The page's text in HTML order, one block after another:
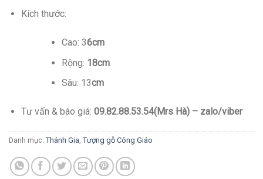
Kích thước:
Cao: 36cm
Rộng: 18cm
Sâu: 13cm
Tư vấn & báo giá: 09.82.88.53.54(Mrs Hà) – zalo/viber
Danh mục: Thánh Gia, Tượng gỗ Công Giáo